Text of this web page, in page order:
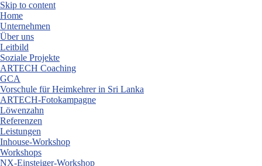
Skip to content
Home
Unternehmen
Über uns
Leitbild
Soziale Projekte
ARTECH Coaching
GCA
Vorschule für Heimkehrer in Sri Lanka
ARTECH-Fotokampagne
Löwenzahn
Referenzen
Leistungen
Inhouse-Workshop
Workshops
NX-Einsteiger-Workshop